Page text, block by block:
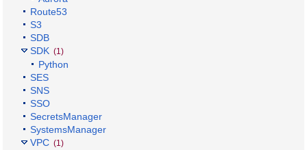
Route53
S3
SDB
SDK (1)
Python
SES
SNS
SSO
SecretsManager
SystemsManager
VPC (1)